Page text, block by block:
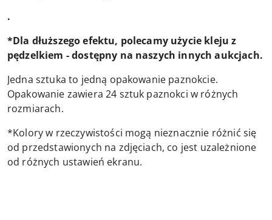
.
*Dla dłuższego efektu, polecamy użycie kleju z
pędzelkiem - dostępny na naszych innych aukcjach.
Jedna sztuka to jedną opakowanie paznokcie.
Opakowanie zawiera 24 sztuk paznokci w różnych
rozmiarach.
*Kolory w rzeczywistości mogą nieznacznie różnić się
od przedstawionych na zdjęciach, co jest uzależnione
od różnych ustawień ekranu.